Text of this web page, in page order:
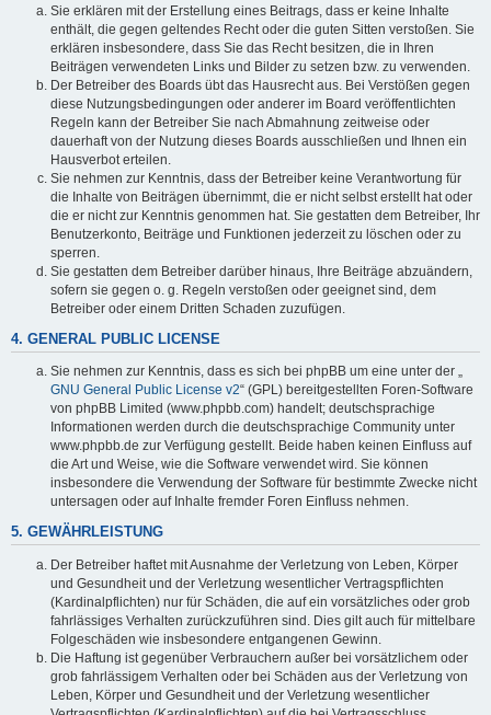
Sie erklären mit der Erstellung eines Beitrags, dass er keine Inhalte
enthält, die gegen geltendes Recht oder die guten Sitten verstoßen. Sie
erklären insbesondere, dass Sie das Recht besitzen, die in Ihren
Beiträgen verwendeten Links und Bilder zu setzen bzw. zu verwenden.
Der Betreiber des Boards übt das Hausrecht aus. Bei Verstößen gegen
diese Nutzungsbedingungen oder anderer im Board veröffentlichten
Regeln kann der Betreiber Sie nach Abmahnung zeitweise oder
dauerhaft von der Nutzung dieses Boards ausschließen und Ihnen ein
Hausverbot erteilen.
Sie nehmen zur Kenntnis, dass der Betreiber keine Verantwortung für
die Inhalte von Beiträgen übernimmt, die er nicht selbst erstellt hat oder
die er nicht zur Kenntnis genommen hat. Sie gestatten dem Betreiber, Ihr
Benutzerkonto, Beiträge und Funktionen jederzeit zu löschen oder zu
sperren.
Sie gestatten dem Betreiber darüber hinaus, Ihre Beiträge abzuändern,
sofern sie gegen o. g. Regeln verstoßen oder geeignet sind, dem
Betreiber oder einem Dritten Schaden zuzufügen.
4. GENERAL PUBLIC LICENSE
Sie nehmen zur Kenntnis, dass es sich bei phpBB um eine unter der „
GNU General Public License v2“ (GPL) bereitgestellten Foren-Software
von phpBB Limited (www.phpbb.com) handelt; deutschsprachige
Informationen werden durch die deutschsprachige Community unter
www.phpbb.de zur Verfügung gestellt. Beide haben keinen Einfluss auf
die Art und Weise, wie die Software verwendet wird. Sie können
insbesondere die Verwendung der Software für bestimmte Zwecke nicht
untersagen oder auf Inhalte fremder Foren Einfluss nehmen.
5. GEWÄHRLEISTUNG
Der Betreiber haftet mit Ausnahme der Verletzung von Leben, Körper
und Gesundheit und der Verletzung wesentlicher Vertragspflichten
(Kardinalpflichten) nur für Schäden, die auf ein vorsätzliches oder grob
fahrlässiges Verhalten zurückzuführen sind. Dies gilt auch für mittelbare
Folgeschäden wie insbesondere entgangenen Gewinn.
Die Haftung ist gegenüber Verbrauchern außer bei vorsätzlichem oder
grob fahrlässigem Verhalten oder bei Schäden aus der Verletzung von
Leben, Körper und Gesundheit und der Verletzung wesentlicher